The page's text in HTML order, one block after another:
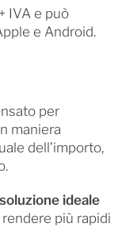
IVA e può
e Android.
per
maniera
dell’importo,
soluzione ideale
più rapidi